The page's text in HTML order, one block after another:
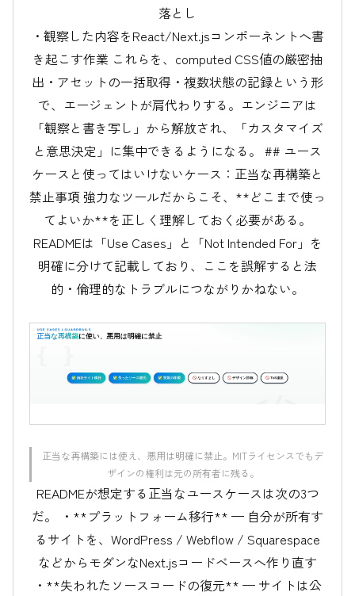
落とし
・観察した内容をReact/Next.jsコンポーネントへ書
き起こす作業 これらを、computed CSS値の厳密抽
出・アセットの一括取得・複数状態の記録という形
で、エージェントが肩代わりする。エンジニアは
「観察と書き写し」から解放され、「カスタマイズ
と意思決定」に集中できるようになる。 ## ユース
ケースと使ってはいけないケース：正当な再構築と
禁止事項 強力なツールだからこそ、**どこまで使っ
てよいか**を正しく理解しておく必要がある。
READMEは「Use Cases」と「Not Intended For」を
明確に分けて記載しており、ここを誤解すると法
的・倫理的なトラブルにつながりかねない。
正当な再構築には使え、悪用は明確に禁止。MITライセンスでもデ
ザインの権利は元の所有者に残る。
READMEが想定する正当なユースケースは次の3つ
だ。 ・**プラットフォーム移行** — 自分が所有す
るサイトを、WordPress / Webflow / Squarespace
などからモダンなNext.jsコードベースへ作り直す
・**失われたソースコードの復元** — サイトは公